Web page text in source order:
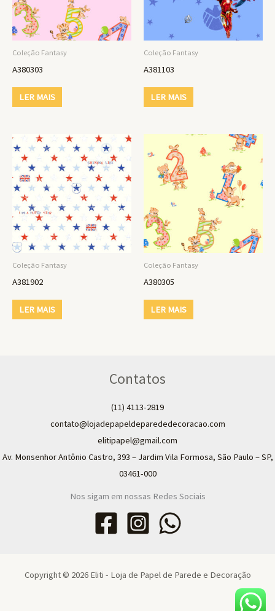
Coleção Fantasy
A380303
LER MAIS
Coleção Fantasy
A381103
LER MAIS
Coleção Fantasy
A381902
LER MAIS
Coleção Fantasy
A380305
LER MAIS
Contatos
(11) 4113-2819
contato@lojadepapeldeparededecoracao.com
elitipapel@gmail.com​
Av. Monsenhor Antônio Castro, 393 – Jardim Vila Formosa, São Paulo – SP,
03461-000
Nos sigam em nossas Redes Sociais
Copyright © 2026 Eliti - Loja de Papel de Parede e Decoração